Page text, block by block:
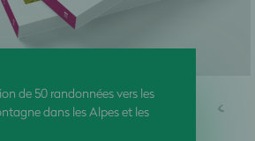
de 50 randonnées vers les
dans les Alpes et les